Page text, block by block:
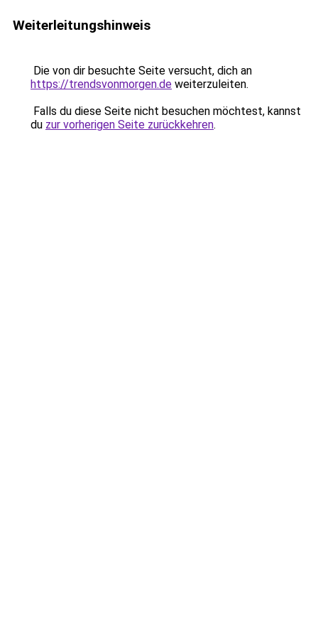
Weiterleitungshinweis
Die von dir besuchte Seite versucht, dich an
https://trendsvonmorgen.de weiterzuleiten.
Falls du diese Seite nicht besuchen möchtest, kannst
du zur vorherigen Seite zurückkehren.